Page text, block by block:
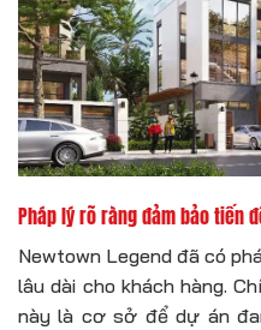
Pháp lý rõ ràng đảm bảo tiến
Newtown Legend đã có
lâu dài cho khách hàng.
này là cơ sở để dự án